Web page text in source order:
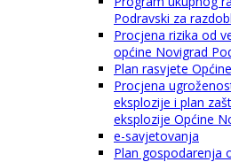
Podravski za
Procjena rizika od
općine Novigrad
Plan rasvjete
Procjena
eksplozije i plan
eksplozije Općine
e-savjetovanja
Plan gospodarenja